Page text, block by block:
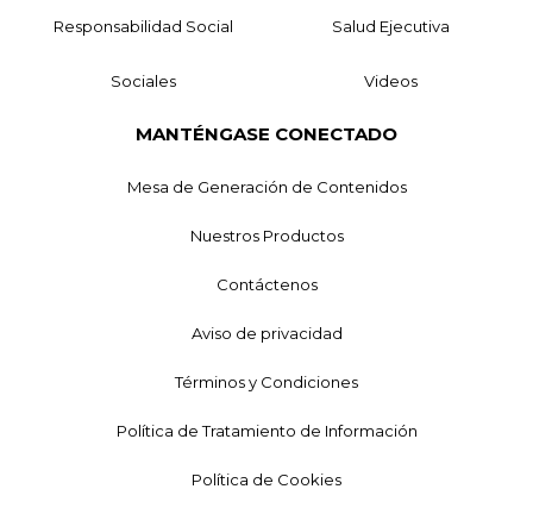
Responsabilidad Social Salud Ejecutiva
Sociales Videos
MANTÉNGASE CONECTADO
Mesa de Generación de Contenidos
Nuestros Productos
Contáctenos
Aviso de privacidad
Términos y Condiciones
Política de Tratamiento de Información
Política de Cookies